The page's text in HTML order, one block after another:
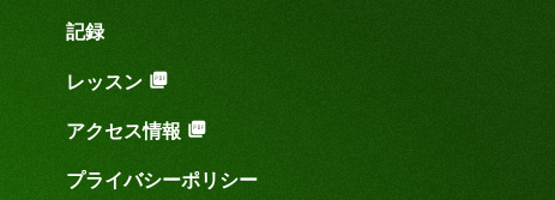
記録
レッスン
アクセス情報
プライバシーポリシー